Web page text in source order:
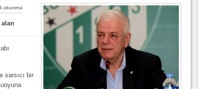
okunma
alan
sarsıcı bir